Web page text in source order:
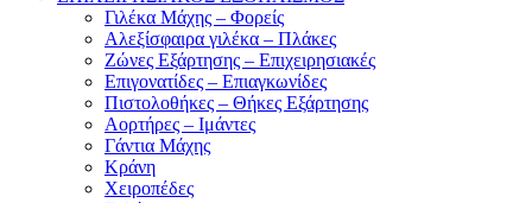
Γιλέκα Μάχης – Φορείς
Αλεξίσφαιρα γιλέκα – Πλάκες
Ζώνες Εξάρτησης – Επιχειρησιακές
Επιγονατίδες – Επιαγκωνίδες
Πιστολοθήκες – Θήκες Εξάρτησης
Αορτήρες – Ιμάντες
Γάντια Μάχης
Κράνη
Χειροπέδες